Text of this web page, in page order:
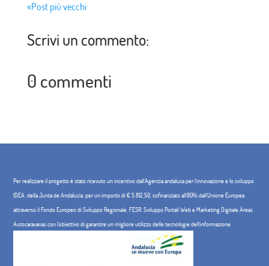
«Post più vecchi
Scrivi un commento:
0 commenti
Per realizzare il progetto è stato ricevuto un incentivo dall'Agenzia andalusa per l'innovazione e lo sviluppo
IDEA, della Junta de Andalucía, per un importo di € 5.812,50, cofinanziato all'80% dall'Unione Europea
attraverso il Fondo Europeo di Sviluppo Regionale, FESR. Sviluppo Portali Web e Marketing Digitale Áreas
Autocaravanas con l'obiettivo di garantire un migliore utilizzo delle tecnologie dell'informazione